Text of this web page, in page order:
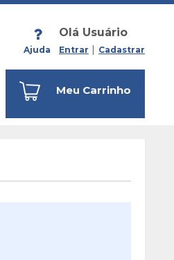
Ajuda
Olá Usuário
Entrar Cadastrar
Meu Carrinho